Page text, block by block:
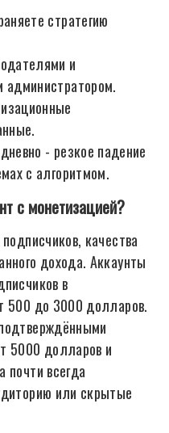
стратегию
и
администратором.
- резкое падение
с алгоритмом.
с монетизацией?
качества
дохода. Аккаунты
в
500 до 3000 долларов.
5000 долларов и
всегда
или скрытые